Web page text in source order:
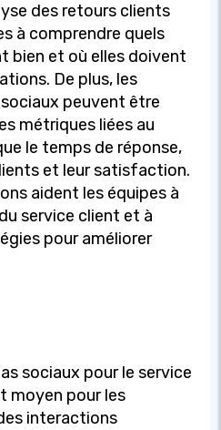
des retours clients
à comprendre quels
bien et où elles doivent
De plus, les
peuvent être
métriques liées au
le temps de réponse,
et leur satisfaction.
aident les équipes à
service client et à
pour améliorer
sociaux pour le service
moyen pour les
interactions